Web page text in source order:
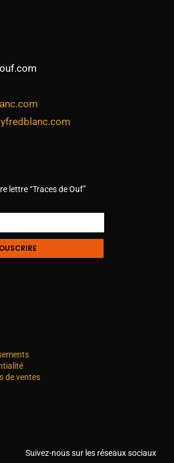
lettre “Traces de Ouf”
de ventes
Suivez-nous sur les réseaux sociaux